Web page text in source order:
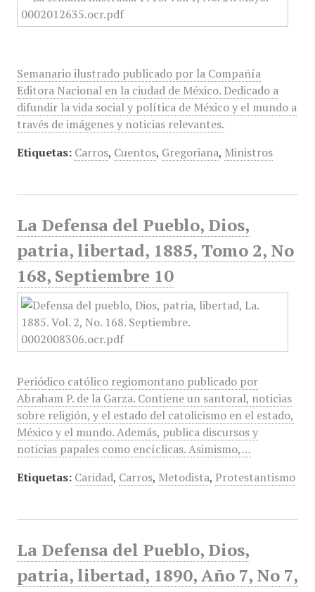
Semanario ilustrado publicado por la Compañía
Editora Nacional en la ciudad de México. Dedicado a
difundir la vida social y política de México y el mundo a
través de imágenes y noticias relevantes.
Etiquetas: Carros, Cuentos, Gregoriana, Ministros
La Defensa del Pueblo, Dios,
patria, libertad, 1885, Tomo 2, No
168, Septiembre 10
Periódico católico regiomontano publicado por
Abraham P. de la Garza. Contiene un santoral, noticias
sobre religión, y el estado del catolicismo en el estado,
México y el mundo. Además, publica discursos y
noticias papales como encíclicas. Asimismo,…
Etiquetas: Caridad, Carros, Metodista, Protestantismo
La Defensa del Pueblo, Dios,
patria, libertad, 1890, Año 7, No 7,